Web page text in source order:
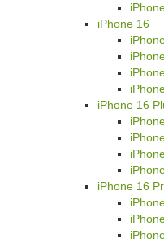
iPhone 16
iPhone 16
iPhone 16